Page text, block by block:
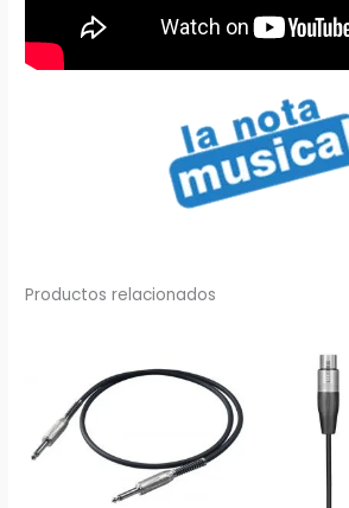
Productos relacionados